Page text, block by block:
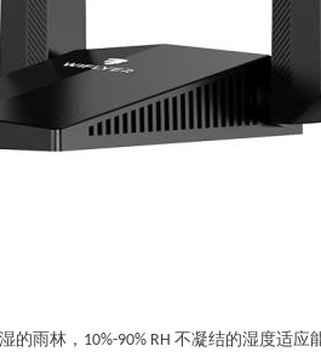
的雨林，10%-90% RH 不凝结的湿度适